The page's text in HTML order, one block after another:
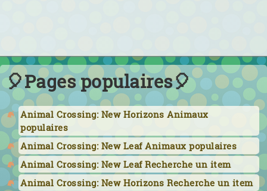
🎈Pages populaires🎈
Animal Crossing: New Horizons Animaux
populaires
Animal Crossing: New Leaf Animaux populaires
Animal Crossing: New Leaf Recherche un item
Animal Crossing: New Horizons Recherche un item